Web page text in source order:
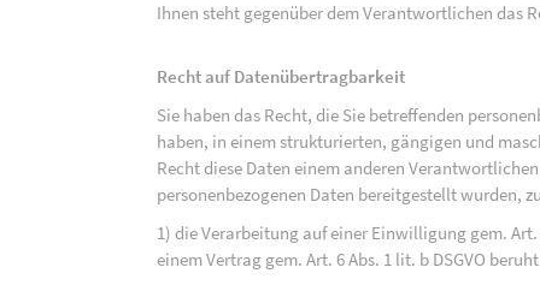
Ihnen steht gegenüber dem Verantwortlichen das
Recht auf Datenübertragbarkeit
Sie haben das Recht, die Sie betreffenden
haben, in einem strukturierten, gängigen und
Recht diese Daten einem anderen
personenbezogenen Daten bereitgestellt wurden,
1) die Verarbeitung auf einer Einwilligung gem. Art.
einem Vertrag gem. Art. 6 Abs. 1 lit. b DSGVO